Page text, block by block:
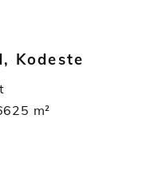
Kodeste
m²